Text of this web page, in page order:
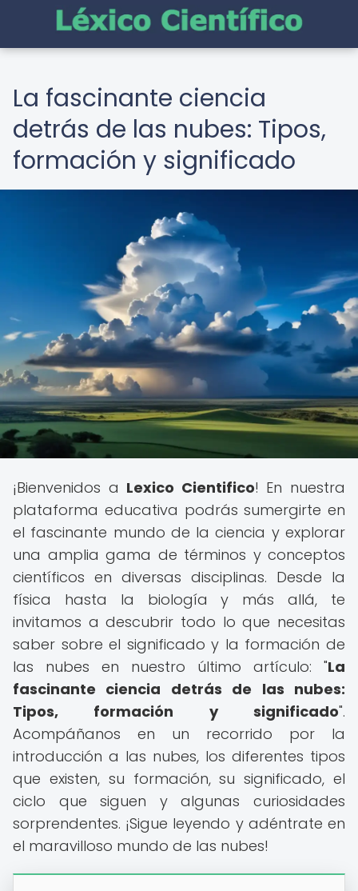
La fascinante ciencia
detrás de las nubes: Tipos,
formación y significado
¡Bienvenidos a Lexico Cientifico! En nuestra
plataforma educativa podrás sumergirte en
el fascinante mundo de la ciencia y explorar
una amplia gama de términos y conceptos
científicos en diversas disciplinas. Desde la
física hasta la biología y más allá, te
invitamos a descubrir todo lo que necesitas
saber sobre el significado y la formación de
las nubes en nuestro último artículo: "La
fascinante ciencia detrás de las nubes:
Tipos, formación y significado".
Acompáñanos en un recorrido por la
introducción a las nubes, los diferentes tipos
que existen, su formación, su significado, el
ciclo que siguen y algunas curiosidades
sorprendentes. ¡Sigue leyendo y adéntrate en
el maravilloso mundo de las nubes!